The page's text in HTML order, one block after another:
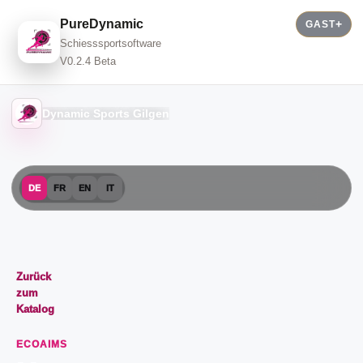
PureDynamic
Schiesssportsoftware
V0.2.4 Beta
GAST
Dynamic Sports Gilgen
DE FR EN IT
Zurück
zum
Katalog
ECOAIMS